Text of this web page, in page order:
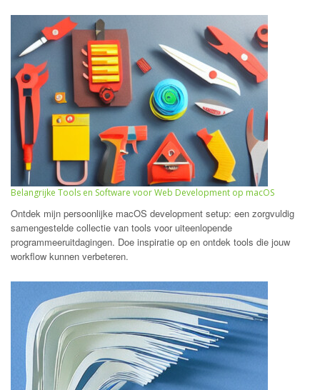
Belangrijke Tools en Software voor Web Development op macOS
Ontdek mijn persoonlijke macOS development setup: een zorgvuldig
samengestelde collectie van tools voor uiteenlopende
programmeeruitdagingen. Doe inspiratie op en ontdek tools die jouw
workflow kunnen verbeteren.